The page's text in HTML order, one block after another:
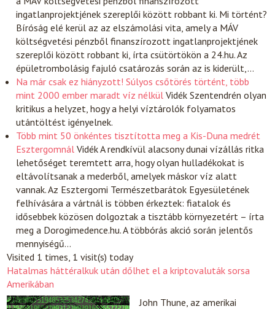
ingatlanprojektjének szereplői között robbant ki. Mi történt?
Bíróság elé kerül az az elszámolási vita, amely a MÁV
költségvetési pénzből finanszírozott ingatlanprojektjének
szereplői között robbant ki, írta csütörtökön a 24.hu. Az
épületrombolásig fajuló csatározás során az is kiderült,…
Na már csak ez hiányzott! Súlyos csőtörés történt, több
mint 2000 ember maradt víz nélkül Vidék Szentendrén olyan
kritikus a helyzet, hogy a helyi víztárolók folyamatos
utántöltést igényelnek.
Több mint 50 önkéntes tisztította meg a Kis-Duna medrét
Esztergomnál VidékA rendkívül alacsony dunai vízállás ritka
lehetőséget teremtett arra, hogy olyan hulladékokat is
eltávolítsanak a mederből, amelyek máskor víz alatt
vannak. Az Esztergomi Természetbarátok Egyesületének
felhívására a vártnál is többen érkeztek: fiatalok és
idősebbek közösen dolgoztak a tisztább környezetért – írta
meg a Dorogimedence.hu. A többórás akció során jelentős
mennyiségű…
Visited 1 times, 1 visit(s) today
Hatalmas háttéralkuk után dőlhet el a kriptovaluták sorsa
Amerikában
John Thune, az amerikai